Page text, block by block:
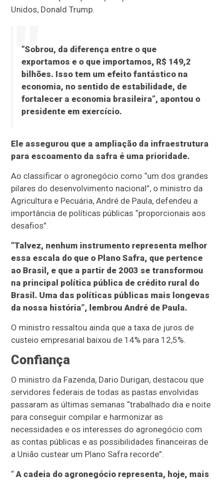
Unidos, Donald Trump.
“Sobrou, da diferença entre o que
exportamos e o que importamos, R$ 149,2
bilhões. Isso tem um efeito fantástico na
economia, no sentido de estabilidade, de
fortalecer a economia brasileira”, apontou o
presidente em exercício.
Ele assegurou que a ampliação da infraestrutura
para escoamento da safra é uma prioridade.
Ao classificar o agronegócio como “um dos grandes
pilares do desenvolvimento nacional”, o ministro da
Agricultura e Pecuária, André de Paula, defendeu a
importância de políticas públicas “proporcionais aos
desafios”.
“Talvez, nenhum instrumento representa melhor
essa escala do que o Plano Safra, que pertence
ao Brasil, e que a partir de 2003 se transformou
na principal política pública de crédito rural do
Brasil. Uma das políticas públicas mais longevas
da nossa história”, lembrou André de Paula.
O ministro ressaltou ainda que a taxa de juros de
custeio empresarial baixou de 14% para 12,5%.
Confiança
O ministro da Fazenda, Dario Durigan, destacou que
servidores federais de todas as pastas envolvidas
passaram as últimas semanas “trabalhado dia e noite
para conseguir compilar e harmonizar as
necessidades e os interesses do agronegócio com
as contas públicas e as possibilidades financeiras de
a União custear um Plano Safra recorde”.
“A cadeia do agronegócio representa, hoje, mais